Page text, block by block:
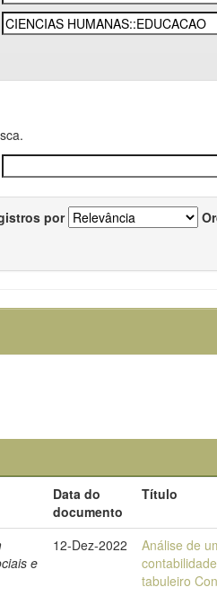
por
Data do
documento
Título
e
12-Dez-2022
Análise de
tabuleiro